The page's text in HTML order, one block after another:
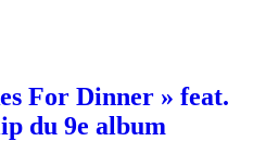
For Dinner » feat.
du 9e album